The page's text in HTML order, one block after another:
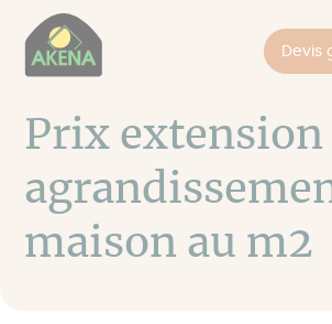
main
Devis
Prix extension
maison au m2